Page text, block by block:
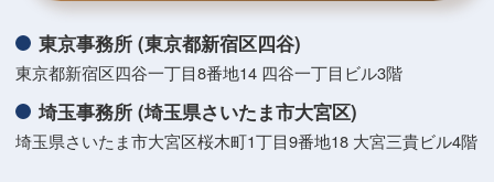
東京事務所 (東京都新宿区四谷)
東京都新宿区四谷一丁目8番地14 四谷一丁目ビル3階
埼玉事務所 (埼玉県さいたま市大宮区)
埼玉県さいたま市大宮区桜木町1丁目9番地18 大宮三貴ビル4階